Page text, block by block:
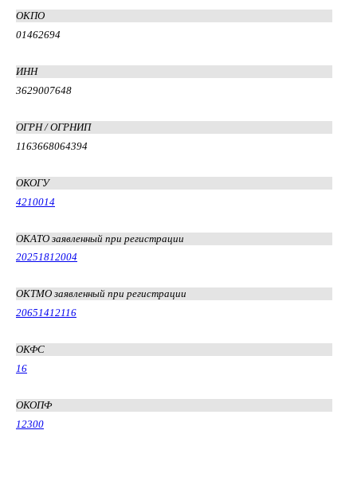
ОКПО
01462694
ИНН
3629007648
ОГРН / ОГРНИП
1163668064394
ОКОГУ
4210014
ОКАТО заявленный при регистрации
20251812004
ОКТМО заявленный при регистрации
20651412116
ОКФС
16
ОКОПФ
12300